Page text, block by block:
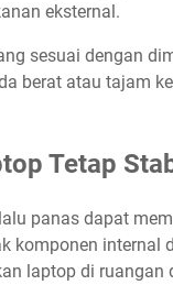
eksternal.
sesuai dengan
berat atau tajam
Tetap
panas dapat
komponen internal
laptop di ruangan